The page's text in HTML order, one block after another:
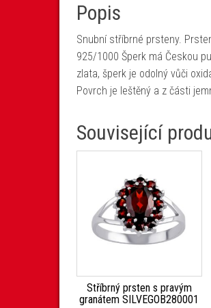
Popis
Snubní stříbrné prsteny.
925/1000 Šperk má Českou
zlata, šperk je odolný vůči
Povrch je leštěný a z části
Související
Stříbrný prsten s pravým
granátem SILVEGOB280001